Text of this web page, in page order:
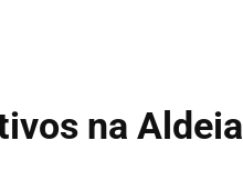
na Aldeia